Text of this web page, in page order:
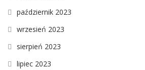
październik 2023
wrzesień 2023
sierpień 2023
lipiec 2023